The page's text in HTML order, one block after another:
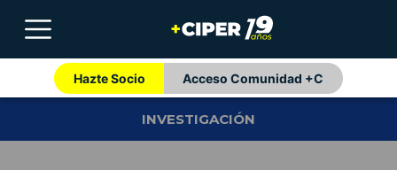
Hazte Socio Acceso Comunidad +C
INVESTIGACIÓN